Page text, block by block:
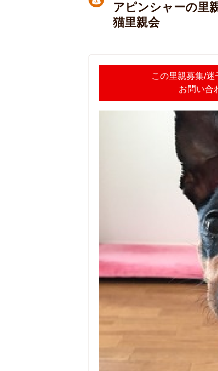
アピンシャーの里
猫里親会
この里親募集/
お問い合